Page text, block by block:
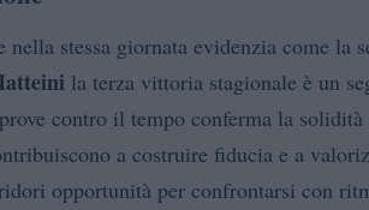
stessa giornata evidenzia come la
la terza vittoria stagionale è un
contro il tempo conferma la
a costruire fiducia e a
opportunità per confrontarsi con